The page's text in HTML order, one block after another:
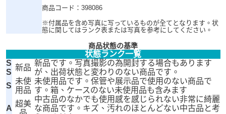
商品コード：398086
※付属品を含め写真に写っているものが全てとなります。状
態に関してはランク表または写真を参考にしてください。
商品状態の基準
状態ランク一覧
S
S
新品
新品です。写真撮影の為開封する場合もあります
が、出荷状態と変わりのない商品です。
S
未使
用品
未使用品です。保管や展示品で使用のない商品で
す。箱、ケースのない未使用品も含みます
A
超美
中古品のなかでも使用感を感じられない非常に綺麗
な商品です。キズ、汚れのほとんどない中古品と考